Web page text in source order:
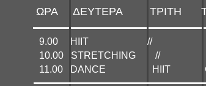
ΩΡΑ ΔΕΥΤΕΡΑ ΤΡΙΤΗ
9.00 ΗΙΙΤ //
10.00
11.00 DANCE ΗΙΙΤ